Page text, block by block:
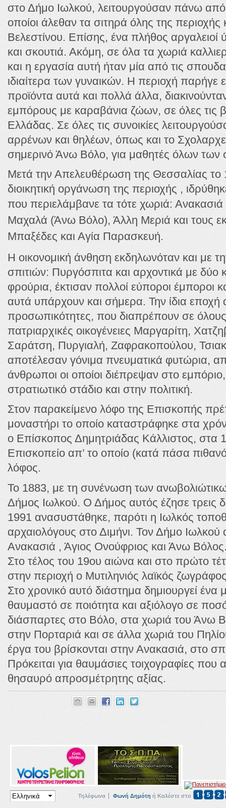
στο Δήμο Ιωλκού, λειτουργούσαν πάνω από
οποίοι άλεθαν τα σιτηρά όλης της
Βελεστίνου. Επίσης, ένα πλήθος
και σκουτιά. Ακόμη, σε όλα τα χωριά
και η εργασία αυτή ήταν μία από τις
ιδιαίτερα των γυναικών. Η περιοχή παρήγε
προϊόντα αυτά και πολλά άλλα,
εμπόρους με καραβάνια ζώων, σε όλες τις
Ελλάδας. Σε όλες τις συνοικίες
αρρένων και θηλέων, όπως και το
σημερινό Άνω Βόλο, για μαθητές όλων των
Μετά την Απελευθέρωση της Θεσσαλίας το
διοικητική οργάνωση της περιοχής ,
που περιελάμβανε τα τότε χωριά:
Μαχαλά (Άνω Βόλο), Άλλη Μεριά και τους
Μπαξέδες και Αγία Παρασκευή.
Η οικονομική άνθηση εκδηλωνόταν και με
σπιτιών: Πυργόσπιτα και αρχοντικά με δύο
φρούρια, έκτισαν πολλοί εύποροι έμποροι
αυτά υπάρχουν και σήμερα. Την ίδια εποχή
προσωπικότητες, που διαπρέπουν σε όλους
πατριαρχικές οικογένειες Μαργαρίτη,
Σαράτση, Πυργιαλή, Ζαφρακοπούλου,
αποτέλεσαν γόνιμα πνευματικά φυτώρια,
άνθρωποι οι οποίοι διέπρεψαν στο
στρατιωτικό στάδιο και στην πολιτική.
Στον παρακείμενο λόφο της Επισκοπής
μοναστήρι το οποίο καταστράφηκε στα
ο Επίσκοπος Δημητριάδας Κάλλιστος, στα
Επισκοπείο απ’ το οποίο (κατά πάσα
λόφος.
Το 1883, με τη συνένωση των
Δήμος Ιωλκού. Ο Δήμος αυτός έζησε τρεις
1991 ανασυστάθηκε, παρότι η Ιωλκός
αρχαιολόγους στο Διμήνι. Τον Δήμο
Ανακασιά , Άγιος Ονούφριος και Άνω
Στο τέλος του 19ου αιώνα και στο πρώτο
στην περιοχή ο Μυτιληνιός λαϊκός
Στο χρονικό αυτό διάστημα δημιουργεί
θαυμαστό σε ποιότητα και αξιόλογο σε
διάσπαρτες στο Βόλο, στα χωριά του Άνω
στην Πορταριά και σε άλλα χωριά του
έργα του βρίσκονται στην Ανακασιά, στο
Πρόκειται για θαυμάσιες τοιχογραφίες που
θησαυρό απροσμέτρητης αξίας.
Τηλέφωνα Φωνή Δημότη ή Καλέστε στο